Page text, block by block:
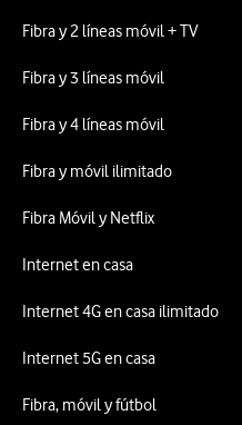
Fibra y 2 líneas móvil + TV
Fibra y 3 líneas móvil
Fibra y 4 líneas móvil
Fibra y móvil ilimitado
Fibra Móvil y Netflix
Internet en casa
Internet 4G en casa ilimitado
Internet 5G en casa
Fibra, móvil y fútbol